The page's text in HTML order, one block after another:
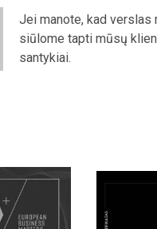
Jei manote, kad verslas
siūlome tapti mūsų
santykiai.